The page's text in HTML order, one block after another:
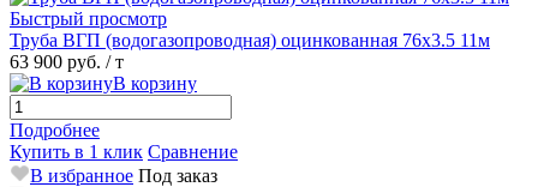
Быстрый просмотр
Труба ВГП (водогазопроводная) оцинкованная 76х3.5 11м
63 900 руб. / т
В корзину
Подробнее
Купить в 1 клик Сравнение
В избранное Под заказ